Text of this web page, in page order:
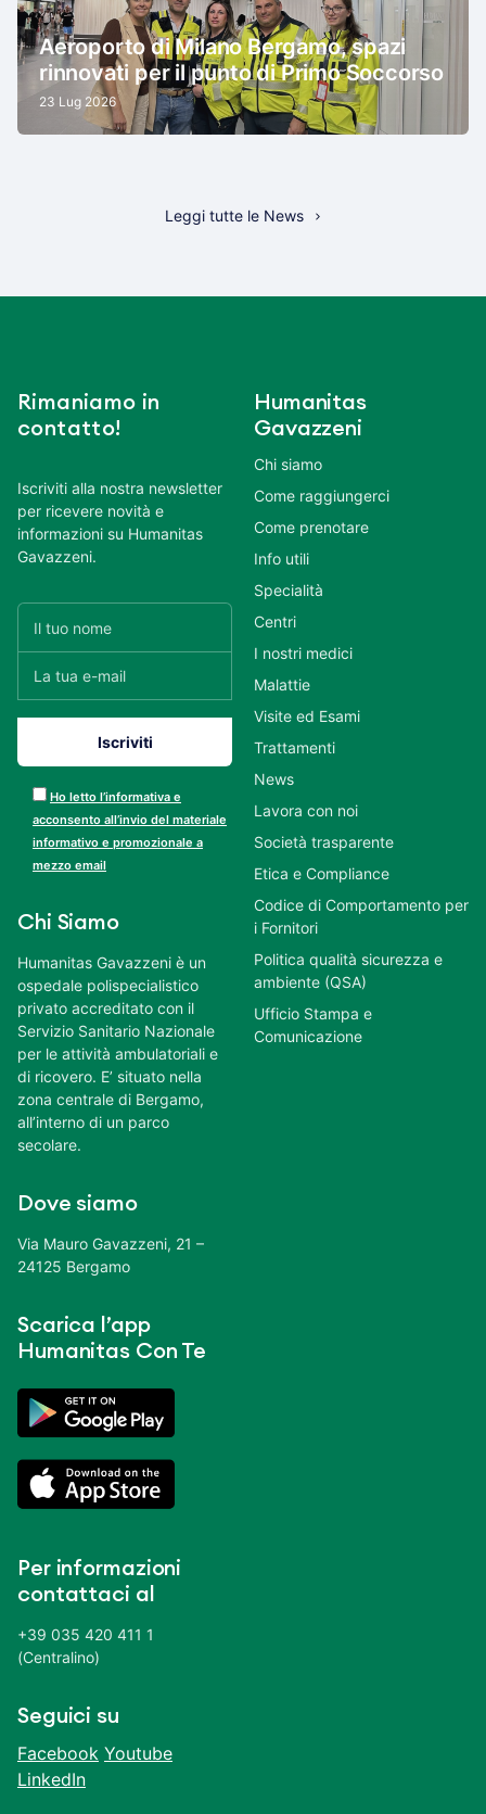
Aeroporto di Milano Bergamo, spazi
rinnovati per il punto di Primo Soccorso
23 Lug 2026
Leggi tutte le News
Rimaniamo in
contatto!
Iscriviti alla nostra newsletter
per ricevere novità e
informazioni su Humanitas
Gavazzeni.
Ho letto l’informativa e
acconsento all’invio del materiale
informativo e promozionale a
mezzo email
Chi Siamo
Humanitas Gavazzeni è un
ospedale polispecialistico
privato accreditato con il
Servizio Sanitario Nazionale
per le attività ambulatoriali e
di ricovero. E’ situato nella
zona centrale di Bergamo,
all’interno di un parco
secolare.
Dove siamo
Via Mauro Gavazzeni, 21 –
24125 Bergamo
Scarica l’app
Humanitas Con Te
Per informazioni
contattaci al
+39 035 420 411 1
(Centralino)
Seguici su
Facebook Youtube
LinkedIn
Humanitas
Gavazzeni
Chi siamo
Come raggiungerci
Come prenotare
Info utili
Specialità
Centri
I nostri medici
Malattie
Visite ed Esami
Trattamenti
News
Lavora con noi
Società trasparente
Etica e Compliance
Codice di Comportamento per
i Fornitori
Politica qualità sicurezza e
ambiente (QSA)
Ufficio Stampa e
Comunicazione